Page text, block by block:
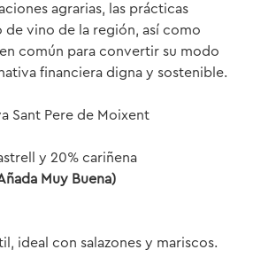
agrarias, las prácticas
de vino de la región, así como
común para convertir su modo
financiera digna y sostenible.
Sant Pere de Moixent
y 20% cariñena
Muy Buena)
ideal con salazones y mariscos.